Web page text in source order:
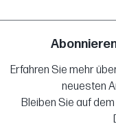
Erfahren Sie mehr
neuesten
Bleiben Sie auf